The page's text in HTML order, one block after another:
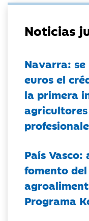
Noticias
Navarra:
euros el
la primera
País
fomento
Programa